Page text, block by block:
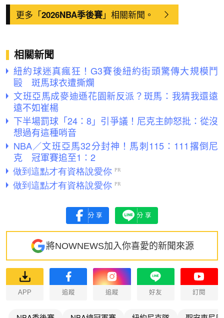
更多「2026NBA季後賽」相關新聞。
相關新聞
紐約球迷真瘋狂！G3賽後紐約街頭驚傳大規模鬥
毆 斑馬球衣遭撕爛
文班亞馬成麥迪遜花園新反派？斑馬：我猜我還遠
遠不如崔楊
下半場罰球「24：8」引爭議！尼克主帥怒批：從沒
想過有這種哨音
NBA／文班亞馬32分封神！馬刺115：111撂倒尼
克 冠軍賽追至1：2
分享 分享
將NOWNEWS加入你喜愛的新聞來源
APP 追蹤 追蹤 好友 訂閱